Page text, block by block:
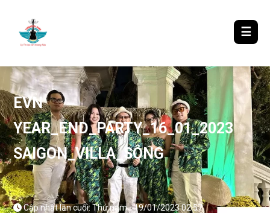
☰
EVN
YEAR_END_PARTY_16_01_2023
SAIGON_VILLA_SÔNG
Cập nhật lần cuối: Thứ năm - 19/01/2023 02:57